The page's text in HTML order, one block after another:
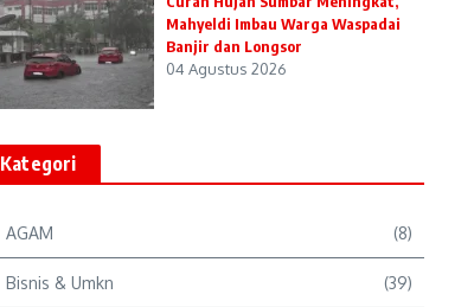
Mahyeldi Imbau Warga Waspadai
Banjir dan Longsor
04 Agustus 2026
Kategori
AGAM (8)
Bisnis & Umkn (39)